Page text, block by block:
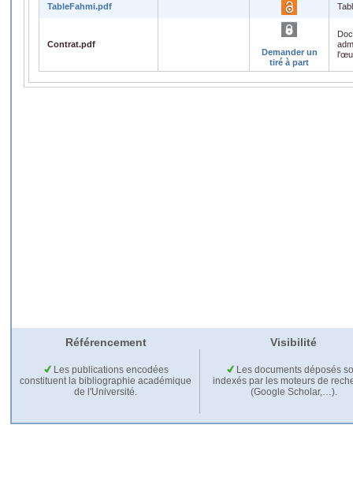
TableFahmi.pdf
Contrat.pdf
Demander un
tiré à part
Référencement Visibilité
Les publications encodées
constituent la bibliographie académique
de l'Université.
Les documents déposés
indexés par les moteurs de
(Google Scholar,…).